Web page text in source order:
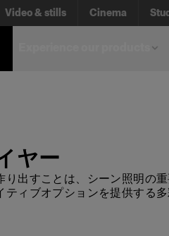
Video & stills Cinema
ヤー
出すことは、シーン照明の
ィブオプションを提供する